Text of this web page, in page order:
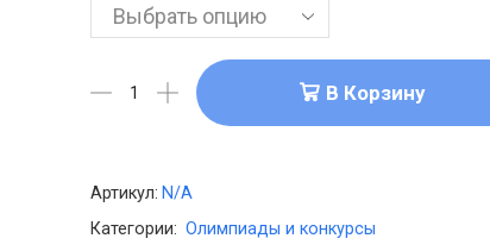
В Корзину
Артикул: N/A
Категории: Олимпиады и конкурсы